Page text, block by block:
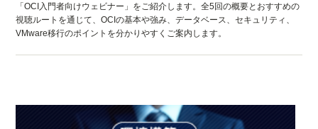
「OCI入門者向けウェビナー」をご紹介します。全5回の概要とおすすめの
視聴ルートを通じて、OCIの基本や強み、データベース、セキュリティ、
VMware移行のポイントを分かりやすくご案内します。